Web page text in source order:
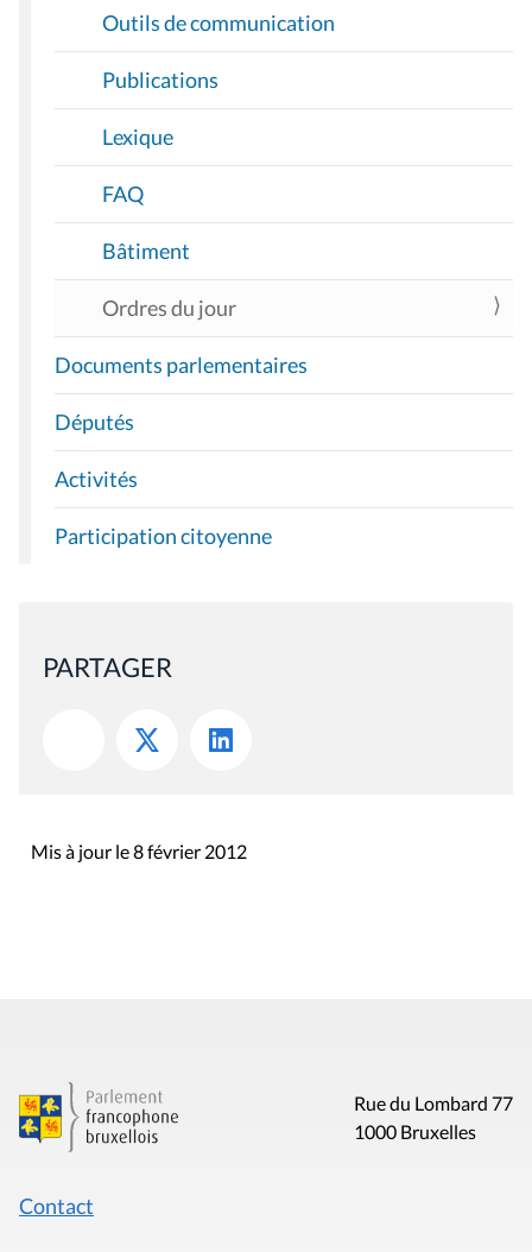
Outils de communication
Publications
Lexique
FAQ
Bâtiment
Ordres du jour
Documents parlementaires
Députés
Activités
Participation citoyenne
PARTAGER
Mis à jour le 8 février 2012
Rue du Lombard 77
1000 Bruxelles
Contact